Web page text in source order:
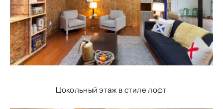
Цокольный этаж в стиле лофт